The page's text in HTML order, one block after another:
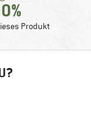
Produkt